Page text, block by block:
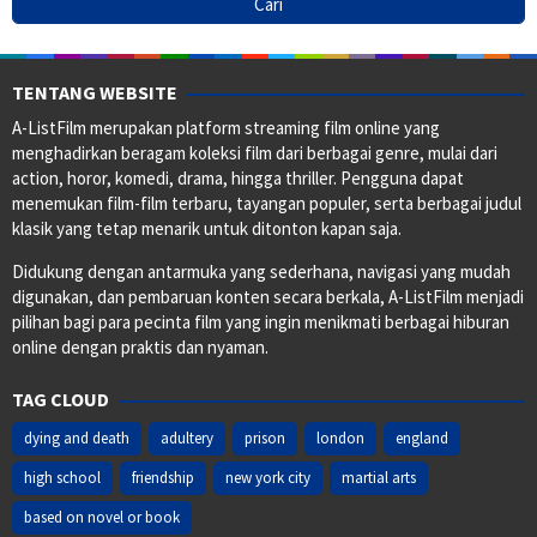
TENTANG WEBSITE
A-ListFilm merupakan platform streaming film online yang
menghadirkan beragam koleksi film dari berbagai genre, mulai dari
action, horor, komedi, drama, hingga thriller. Pengguna dapat
menemukan film-film terbaru, tayangan populer, serta berbagai judul
klasik yang tetap menarik untuk ditonton kapan saja.
Didukung dengan antarmuka yang sederhana, navigasi yang mudah
digunakan, dan pembaruan konten secara berkala, A-ListFilm menjadi
pilihan bagi para pecinta film yang ingin menikmati berbagai hiburan
online dengan praktis dan nyaman.
TAG CLOUD
dying and death adultery prison london
england
high school
friendship new york city
martial arts
based on novel or book